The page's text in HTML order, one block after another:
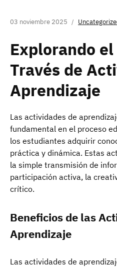
03 noviembre 2025
Explorando
Través de
Aprendizaje
Las actividades de
fundamental en el proceso
los estudiantes adquirir
práctica y dinámica. Estas
la simple transmisión de
participación activa, la
crítico.
Beneficios de las
Aprendizaje
Las actividades de